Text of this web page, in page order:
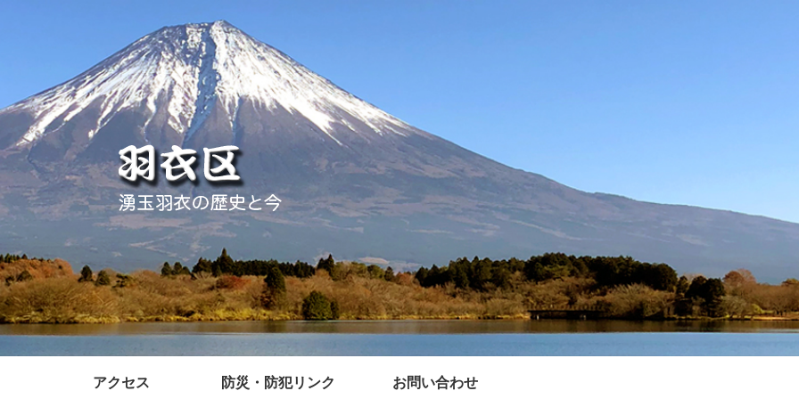
アクセス 防災・防犯リンク お問い合わせ